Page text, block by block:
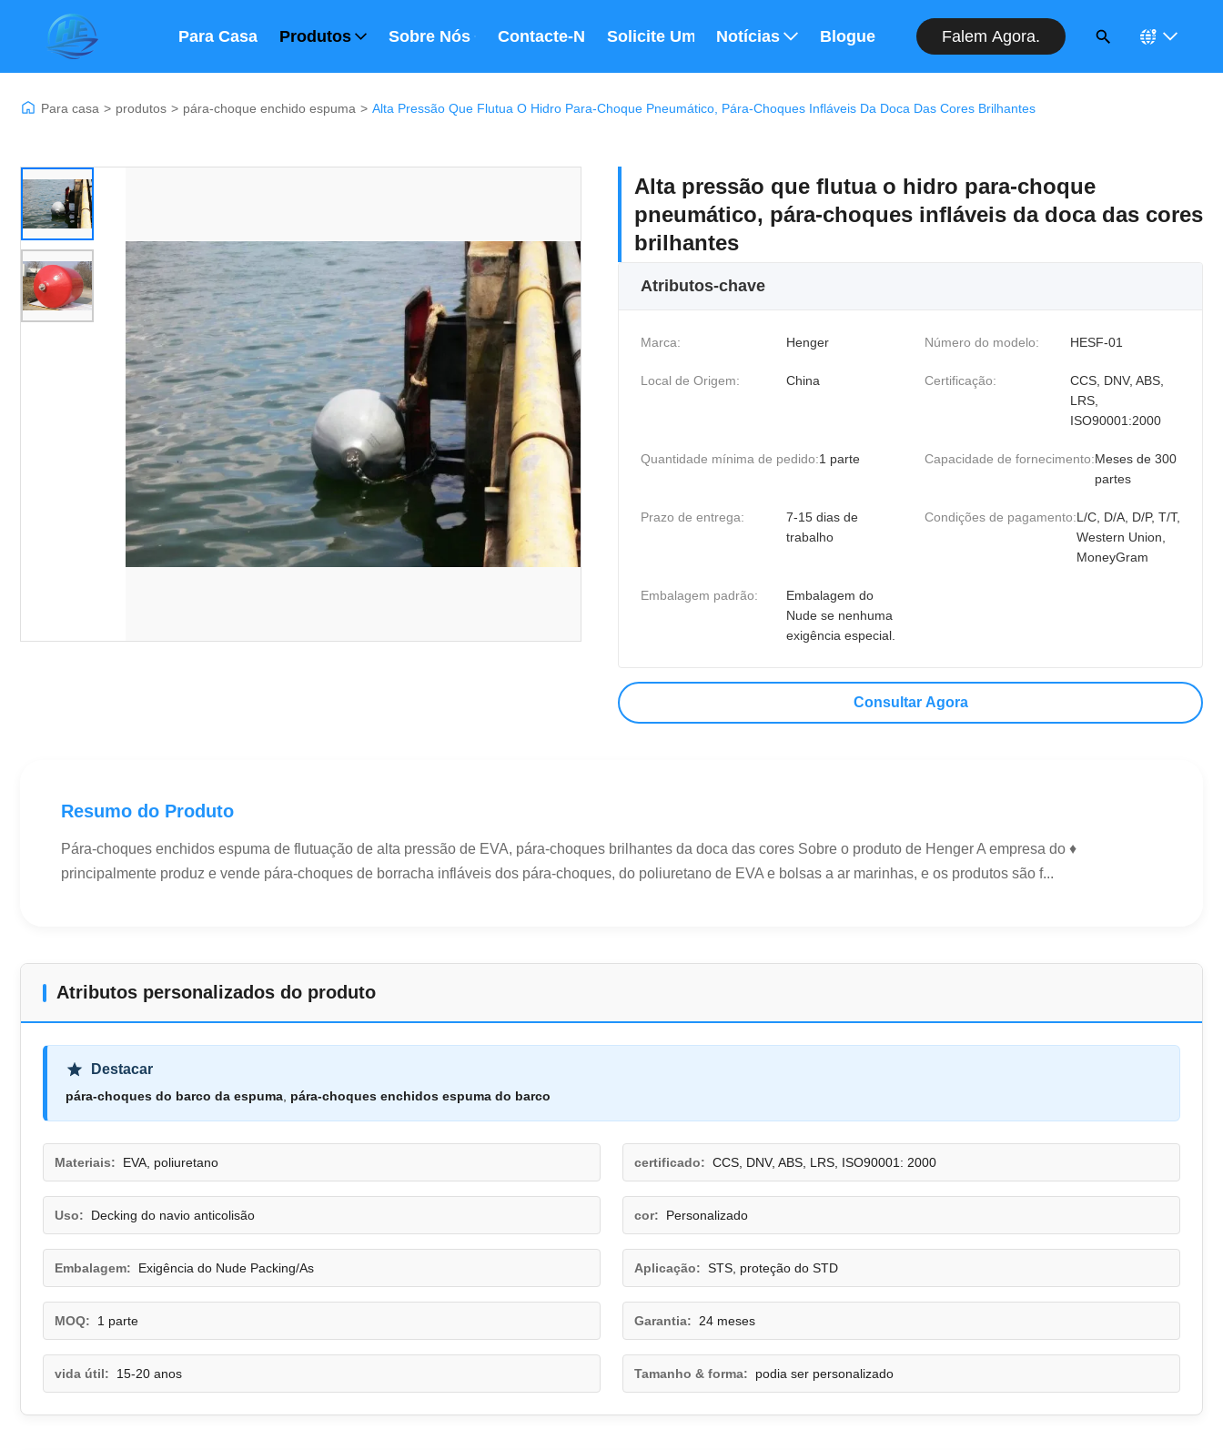
Para Casa Produtos Sobre Nós Contacte-Nos Solicite Um Orçamento
Notícias Blogue Falem Agora.
Para casa > produtos > pára-choque enchido espuma > Alta Pressão Que Flutua O Hidro Para-Choque Pneumático, Pára-Choques Infláveis Da Doca Das Cores Brilhantes
Alta pressão que flutua o hidro para-choque
pneumático, pára-choques infláveis da doca das cores
brilhantes
Atributos-chave
Marca: Henger Número do modelo: HESF-01
Local de Origem: China Certificação:
CCS, DNV, ABS,
LRS,
ISO90001:2000
Quantidade mínima de pedido:1 parte Capacidade de fornecimento:Meses de 300
partes
Prazo de entrega:
7-15 dias de
trabalho
Condições de pagamento:L/C, D/A, D/P, T/T,
Western Union,
MoneyGram
Embalagem padrão:
Embalagem do
Nude se nenhuma
exigência especial.
Consultar Agora
Resumo do Produto
Pára-choques enchidos espuma de flutuação de alta pressão de EVA, pára-choques brilhantes da doca das cores Sobre o produto de Henger A empresa do ♦
principalmente produz e vende pára-choques de borracha infláveis dos pára-choques, do poliuretano de EVA e bolsas a ar marinhas, e os produtos são f...
Atributos personalizados do produto
Destacar
pára-choques do barco da espuma pára-choques enchidos espuma do barco
Materiais: EVA, poliuretano certificado: CCS, DNV, ABS, LRS, ISO90001: 2000
Uso: Decking do navio anticolisão cor: Personalizado
Embalagem: Exigência do Nude Packing/As Aplicação: STS, proteção do STD
MOQ: 1 parte Garantia: 24 meses
vida útil: 15-20 anos Tamanho & forma: podia ser personalizado